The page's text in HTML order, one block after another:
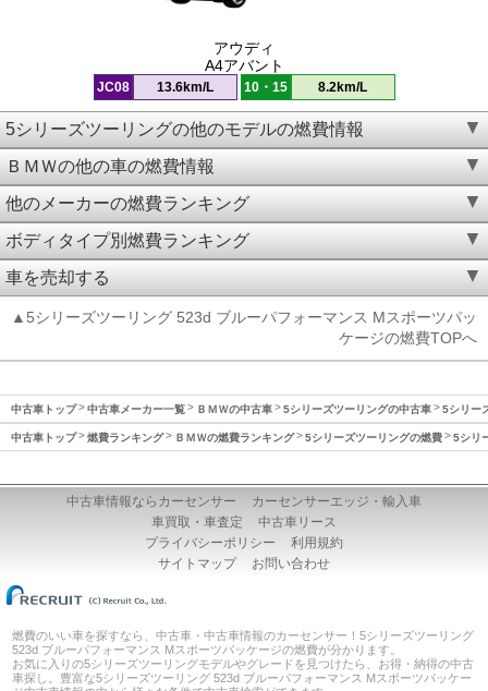
アウディ
A4アバント
JC08 13.6km/L 10・15 8.2km/L
5シリーズツーリングの他のモデルの燃費情報
ＢＭＷの他の車の燃費情報
他のメーカーの燃費ランキング
ボディタイプ別燃費ランキング
車を売却する
▲5シリーズツーリング 523d ブルーパフォーマンス Mスポーツパッ
ケージの燃費TOPへ
中古車トップ 中古車メーカー一覧 ＢＭＷの中古車 5シリーズツーリングの中古車 5シリー
中古車トップ 燃費ランキング ＢＭＷの燃費ランキング 5シリーズツーリングの燃費 5シリ
中古車情報ならカーセンサー
カーセンサーエッジ・輸入車
車買取・車査定
中古車リース
プライバシーポリシー
利用規約
サイトマップ
お問い合わせ
燃費のいい車を探すなら、中古車・中古車情報のカーセンサー！5シリーズツーリング
523d ブルーパフォーマンス Mスポーツパッケージの燃費が分かります。
お気に入りの5シリーズツーリングモデルやグレードを見つけたら、お得・納得の中古
車探し。豊富な5シリーズツーリング 523d ブルーパフォーマンス Mスポーツパッケー